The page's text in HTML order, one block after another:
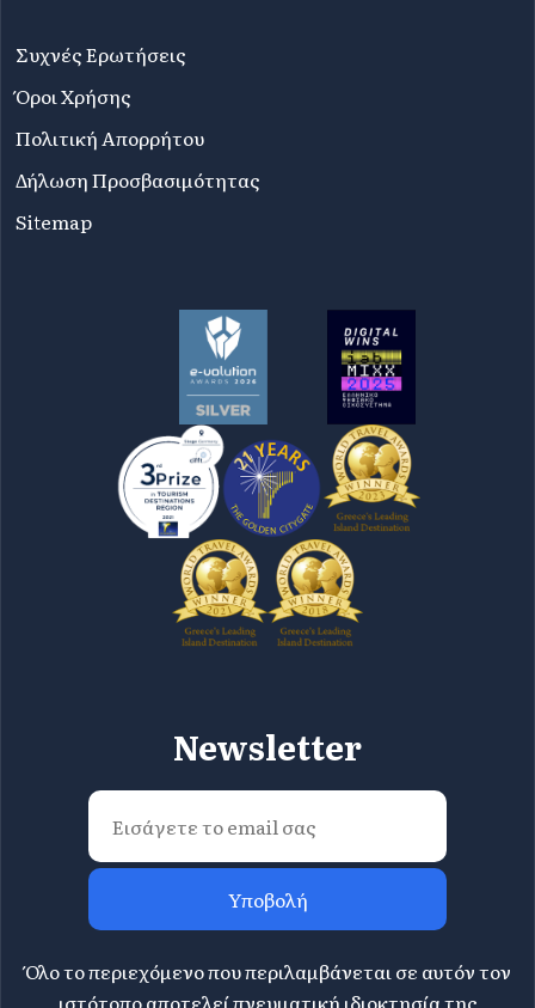
Συχνές Ερωτήσεις
Όροι Χρήσης
Πολιτική Απορρήτου
Δήλωση Προσβασιμότητας
Sitemap
Newsletter
Υποβολή
Όλο το περιεχόμενο που περιλαμβάνεται σε αυτόν τον